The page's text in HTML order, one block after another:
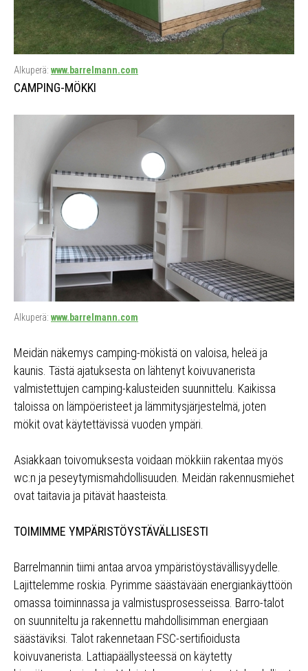
Alkuperä: www.barrelmann.com
CAMPING-MÖKKI
Alkuperä: www.barrelmann.com
Meidän näkemys camping-mökistä on valoisa, heleä ja
kaunis. Tästä ajatuksesta on lähtenyt koivuvanerista
valmistettujen camping-kalusteiden suunnittelu. Kaikissa
taloissa on lämpöeristeet ja lämmitysjärjestelmä, joten
mökit ovat käytettävissä vuoden ympäri.
Asiakkaan toivomuksesta voidaan mökkiin rakentaa myös
wc:n ja peseytymismahdollisuuden. Meidän rakennusmiehet
ovat taitavia ja pitävät haasteista.
TOIMIMME YMPÄRISTÖYSTÄVÄLLISESTI
Barrelmannin tiimi antaa arvoa ympäristöystävällisyydelle.
Lajittelemme roskia. Pyrimme säästävään energiankäyttöön
omassa toiminnassa ja valmistusprosesseissa. Barro-talot
on suunniteltu ja rakennettu mahdollisimman energiaan
säästäviksi. Talot rakennetaan FSC-sertifioidusta
koivuvanerista. Lattiapäällysteessä on käytetty